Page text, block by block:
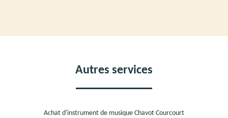
Autres services
Achat d'instrument de musique Chavot Courcourt